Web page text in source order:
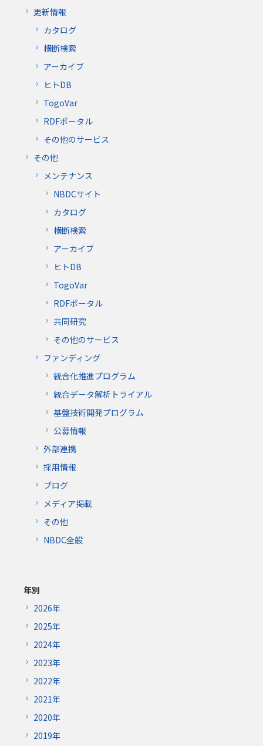
更新情報
カタログ
横断検索
アーカイブ
ヒトDB
TogoVar
RDFポータル
その他のサービス
その他
メンテナンス
NBDCサイト
カタログ
横断検索
アーカイブ
ヒトDB
TogoVar
RDFポータル
共同研究
その他のサービス
ファンディング
統合化推進プログラム
統合データ解析トライアル
基盤技術開発プログラム
公募情報
外部連携
採用情報
ブログ
メディア掲載
その他
NBDC全般
年別
2026年
2025年
2024年
2023年
2022年
2021年
2020年
2019年